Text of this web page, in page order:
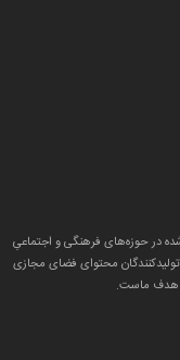
در حوزه‌های فرهنگی و اجتماعیِ
محتوای فضای مجازی
هدف ماست.